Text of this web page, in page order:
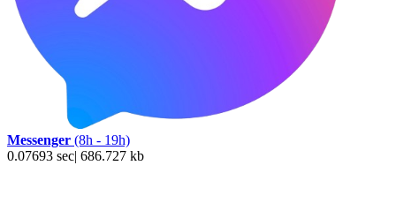
Messenger (8h - 19h)
0.07693 sec| 686.727 kb